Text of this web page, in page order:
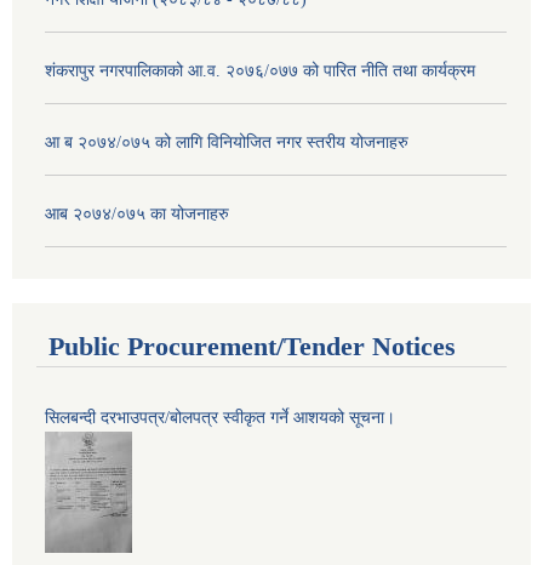
शंकरापुर नगरपालिकाको आ.व. २०७६/०७७ को पारित नीति तथा कार्यक्रम
आ ब २०७४/०७५ को लागि विनियोजित नगर स्तरीय योजनाहरु
आब २०७४/०७५ का योजनाहरु
Public Procurement/Tender Notices
सिलबन्दी दरभाउपत्र/बोलपत्र स्वीकृत गर्ने आशयको सूचना।